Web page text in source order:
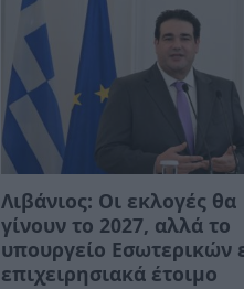
Λιβάνιος: Οι εκλογές θα
γίνουν το 2027, αλλά το
υπουργείο Εσωτερικών
επιχειρησιακά έτοιμο